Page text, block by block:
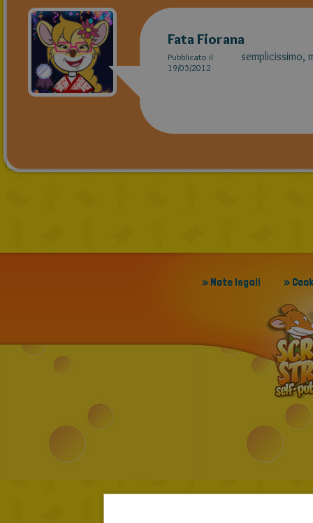
Fata Fiorana
Pubblicato il
19/05/2012
semplicissimo,
» Note legali »